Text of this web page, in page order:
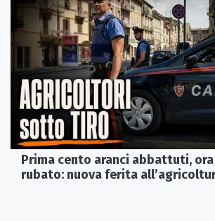
Prima cento aranci abbattuti,
rubato: nuova ferita